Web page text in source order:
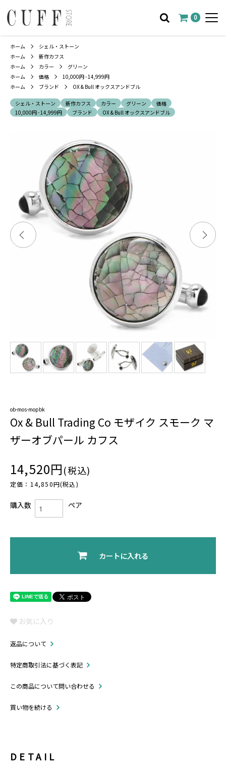
0
ホーム
シェル・ストーン
ホーム
新作カフス
ホーム
カラー
グリーン
ホーム
価格
10,000円 - 14,999円
ホーム
ブランド OX & Bull オックスアンドブル
シェル・ストーン 新作カフス カラー グリーン
価格
10,000円 - 14,999円
ブランド OX & Bull オックスアンドブル
ob-mos-mopbk
Ox & Bull Trading Co モザイク スモーク マ
ザーオブパール カフス
14,520円(税込)
定価：14,850円(税込)
購入数 ペア
カートに入れる
お気に入り
返品について
特定商取引法に基づく表記
この商品について問い合わせる
買い物を続ける
DETAIL